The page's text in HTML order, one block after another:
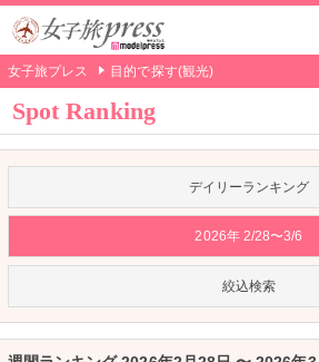
女子旅プレス 目的で探す(観光)
Spot Ranking
デイリーランキング
2026年 2/28〜3/6
絞込検索